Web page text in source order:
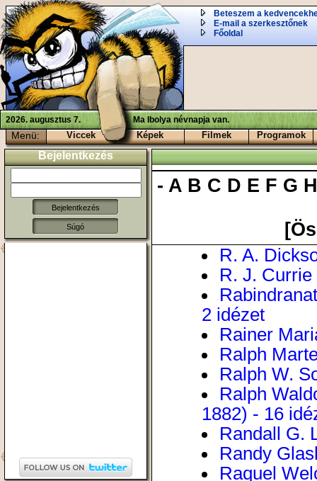
Beteszem a
E-mail a szerkesztőnek
Főoldal
2026. augusztus 7. Ma Ibolya névnapja van.
Menü: Viccek Képek Filmek Programok
Bejelentkezés
Súgó
-A B C D E F G
R. A.
R. J.
2 idézet
Rainer
Ralph
Ralph W.
Ralph
1882) - 16
Randall G.
Randy
Raquel